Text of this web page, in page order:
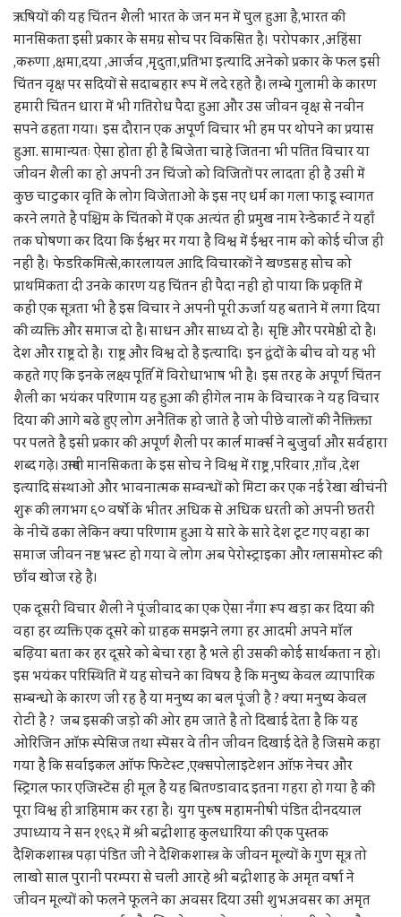
ऋषियों की यह चिंतन शैली भारत के जन मन में घुल हुआ है,भारत की
मानसिकता इसी प्रकार के समग्र सोच पर विकसित है। परोपकार ,अहिंसा
,करुणा ,क्षमा,दया ,आर्जव ,मृदुता,प्रतिभा इत्यादि अनेको प्रकार के फल इसी
चिंतन वृक्ष पर सदियों से सदाबहार रूप में लदे रहते है। लम्बे गुलामी के कारण
हमारी चिंतन धारा में भी गतिरोध पैदा हुआ और उस जीवन वृक्ष से नवीन
सपने ढहता गया। इस दौरान एक अपूर्ण विचार भी हम पर थोपने का प्रयास
हुआ. सामान्यतः ऐसा होता ही है बिजेता चाहे जितना भी पतित विचार या
जीवन शैली का हो अपनी उन चिंजो को विजितों पर लादता ही है उसी में
कुछ चाटुकार वृति के लोग विजेताओं के इस नए धर्म का गला फाडू स्वागत
करने लगते है पश्चिम के चिंतको में एक अत्यंत ही प्रमुख नाम रेन्डेकार्ट ने यहाँ
तक घोषणा कर दिया कि ईश्वर मर गया है विश्व में ईश्वर नाम को कोई चीज ही
नहीं है। फेडरिकमित्से,कारलायल आदि विचारकों ने खण्डसह सोच को
प्राथमिकता दी उनके कारण यह चिंतन ही पैदा नहीं हो पाया कि प्रकृति में
कही एक सूत्रता भी है इस विचार ने अपनी पूरी ऊर्जा यह बताने में लगा दिया
की व्यक्ति और समाज दो है। साधन और साध्य दो है। सृष्टि और परमेष्ठी दो है।
देश और राष्ट्र दो है। राष्ट्र और विश्व दो है इत्यादि। इन द्वंदों के बीच वो यह भी
कहते गए कि इनके लक्ष्य पूर्ति में विरोधाभाष भी है। इस तरह के अपूर्ण चिंतन
शैली का भयंकर परिणाम यह हुआ की हीगेल नाम के विचारक ने यह विचार
दिया की आगे बढे हुए लोग अनैतिक हो जाते है जो पीछे वालों की नैक्तिक्ता
पर पलते है इसी प्रकार की अपूर्ण शैली पर कार्ल मार्क्स ने बुजुर्वा और सर्वहारा
शब्द गढ़े। उन्मादी मानसिकता के इस सोच ने विश्व में राष्ट्र ,परिवार ,ग़ाँव ,देश
इत्यादि संस्थाओ और भावनात्मक सम्वन्धों को मिटा कर एक नई रेखा खीचंनी
शुरू की लगभग ६० वर्षो के भीतर अधिक से अधिक धरती को अपनी छतरी
के नीचें ढका लेकिन क्या परिणाम हुआ ये सारे के सारे देश टूट गए वहा का
समाज जीवन नष्ट भ्रस्ट हो गया वे लोग अब पेरोस्ट्राइका और ग्लासमोस्ट की
छाँव खोज रहे है।
एक दूसरी विचार शैली ने पूंजीवाद का एक ऐसा नँगा रूप खड़ा कर दिया की
वहा हर व्यक्ति एक दूसरे को ग्राहक समझने लगा हर आदमी अपने मॉल
बढ़िया बता कर हर दूसरे को बेचा रहा है भले ही उसकी कोई सार्थकता न हो।
इस भयंकर परिस्थिति में यह सोचने का विषय है कि मनुष्य केवल व्यापारिक
सम्बन्धो के कारण जी रह है या मनुष्य का बल पूंजी है ? क्या मनुष्य केवल
रोटी है ? जब इसकी जड़ो की ओर हम जाते है तो दिखाई देता है कि यह
ओरिजिन ऑफ़ स्पेसिज तथा स्पेंसर वे तीन जीवन दिखाई देते है जिसमे कहा
गया है कि सर्वाइकल ऑफ फिटेस्ट ,एक्सपोलाइटेशन ऑफ़ नेचर और
स्ट्रिगल फार एजिस्टेंस ही मूल है यह बितण्डावाद इतना गहरा हो गया है की
पूरा विश्व ही त्राहिमाम कर रहा है। युग पुरुष महामनीषी पंडित दीनदयाल
उपाध्याय ने सन १९६२ में श्री बद्रीशाह कुलधारिया की एक पुस्तक
दैशिकशास्त्र पढ़ा पंडित जी ने दैशिकशास्त्र के जीवन मूल्यों के गुण सूत्र तो
लाखो साल पुरानी परम्परा से चली आरहे श्री बद्रीशाह के अमृत वर्षा ने
जीवन मूल्यों को फलने फूलने का अवसर दिया उसी शुभअवसर का अमृत